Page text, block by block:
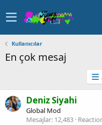
Kullanıcılar
En çok mesaj
Deniz Siyahi
Global Mod
Mesajlar 12,483